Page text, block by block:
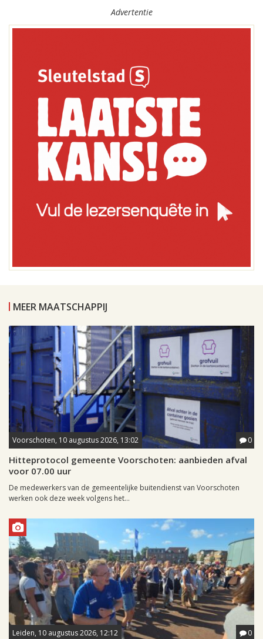
Advertentie
MEER MAATSCHAPPIJ
Voorschoten, 10 augustus 2026, 13:02 0
Hitteprotocol gemeente Voorschoten: aanbieden afval
voor 07.00 uur
De medewerkers van de gemeentelijke buitendienst van Voorschoten
werken ook deze week volgens het...
Leiden, 10 augustus 2026, 12:12 0